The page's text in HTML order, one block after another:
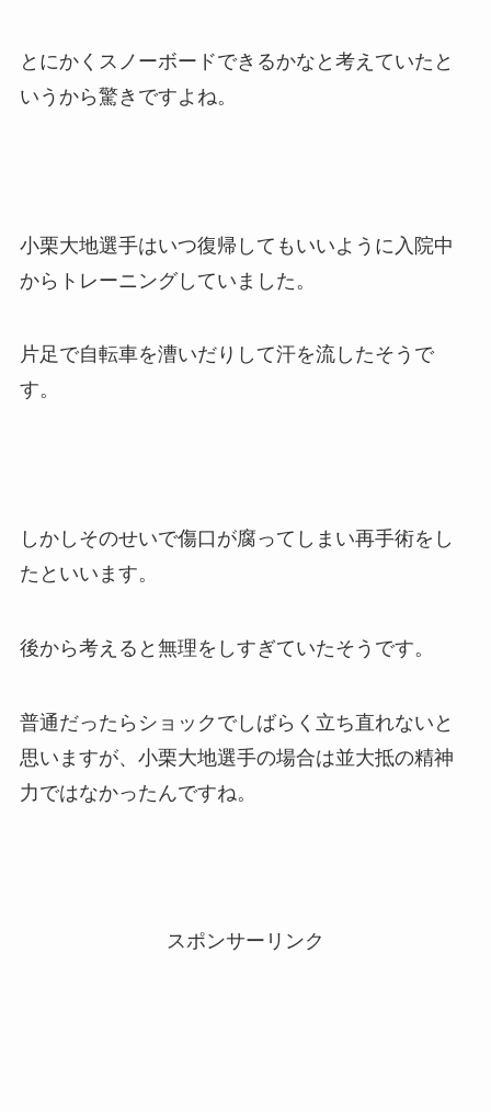
とにかくスノーボードできるかなと考えていたと
いうから驚きですよね。
小栗大地選手はいつ復帰してもいいように入院中
からトレーニングしていました。
片足で自転車を漕いだりして汗を流したそうで
す。
しかしそのせいで傷口が腐ってしまい再手術をし
たといいます。
後から考えると無理をしすぎていたそうです。
普通だったらショックでしばらく立ち直れないと
思いますが、小栗大地選手の場合は並大抵の精神
力ではなかったんですね。
スポンサーリンク